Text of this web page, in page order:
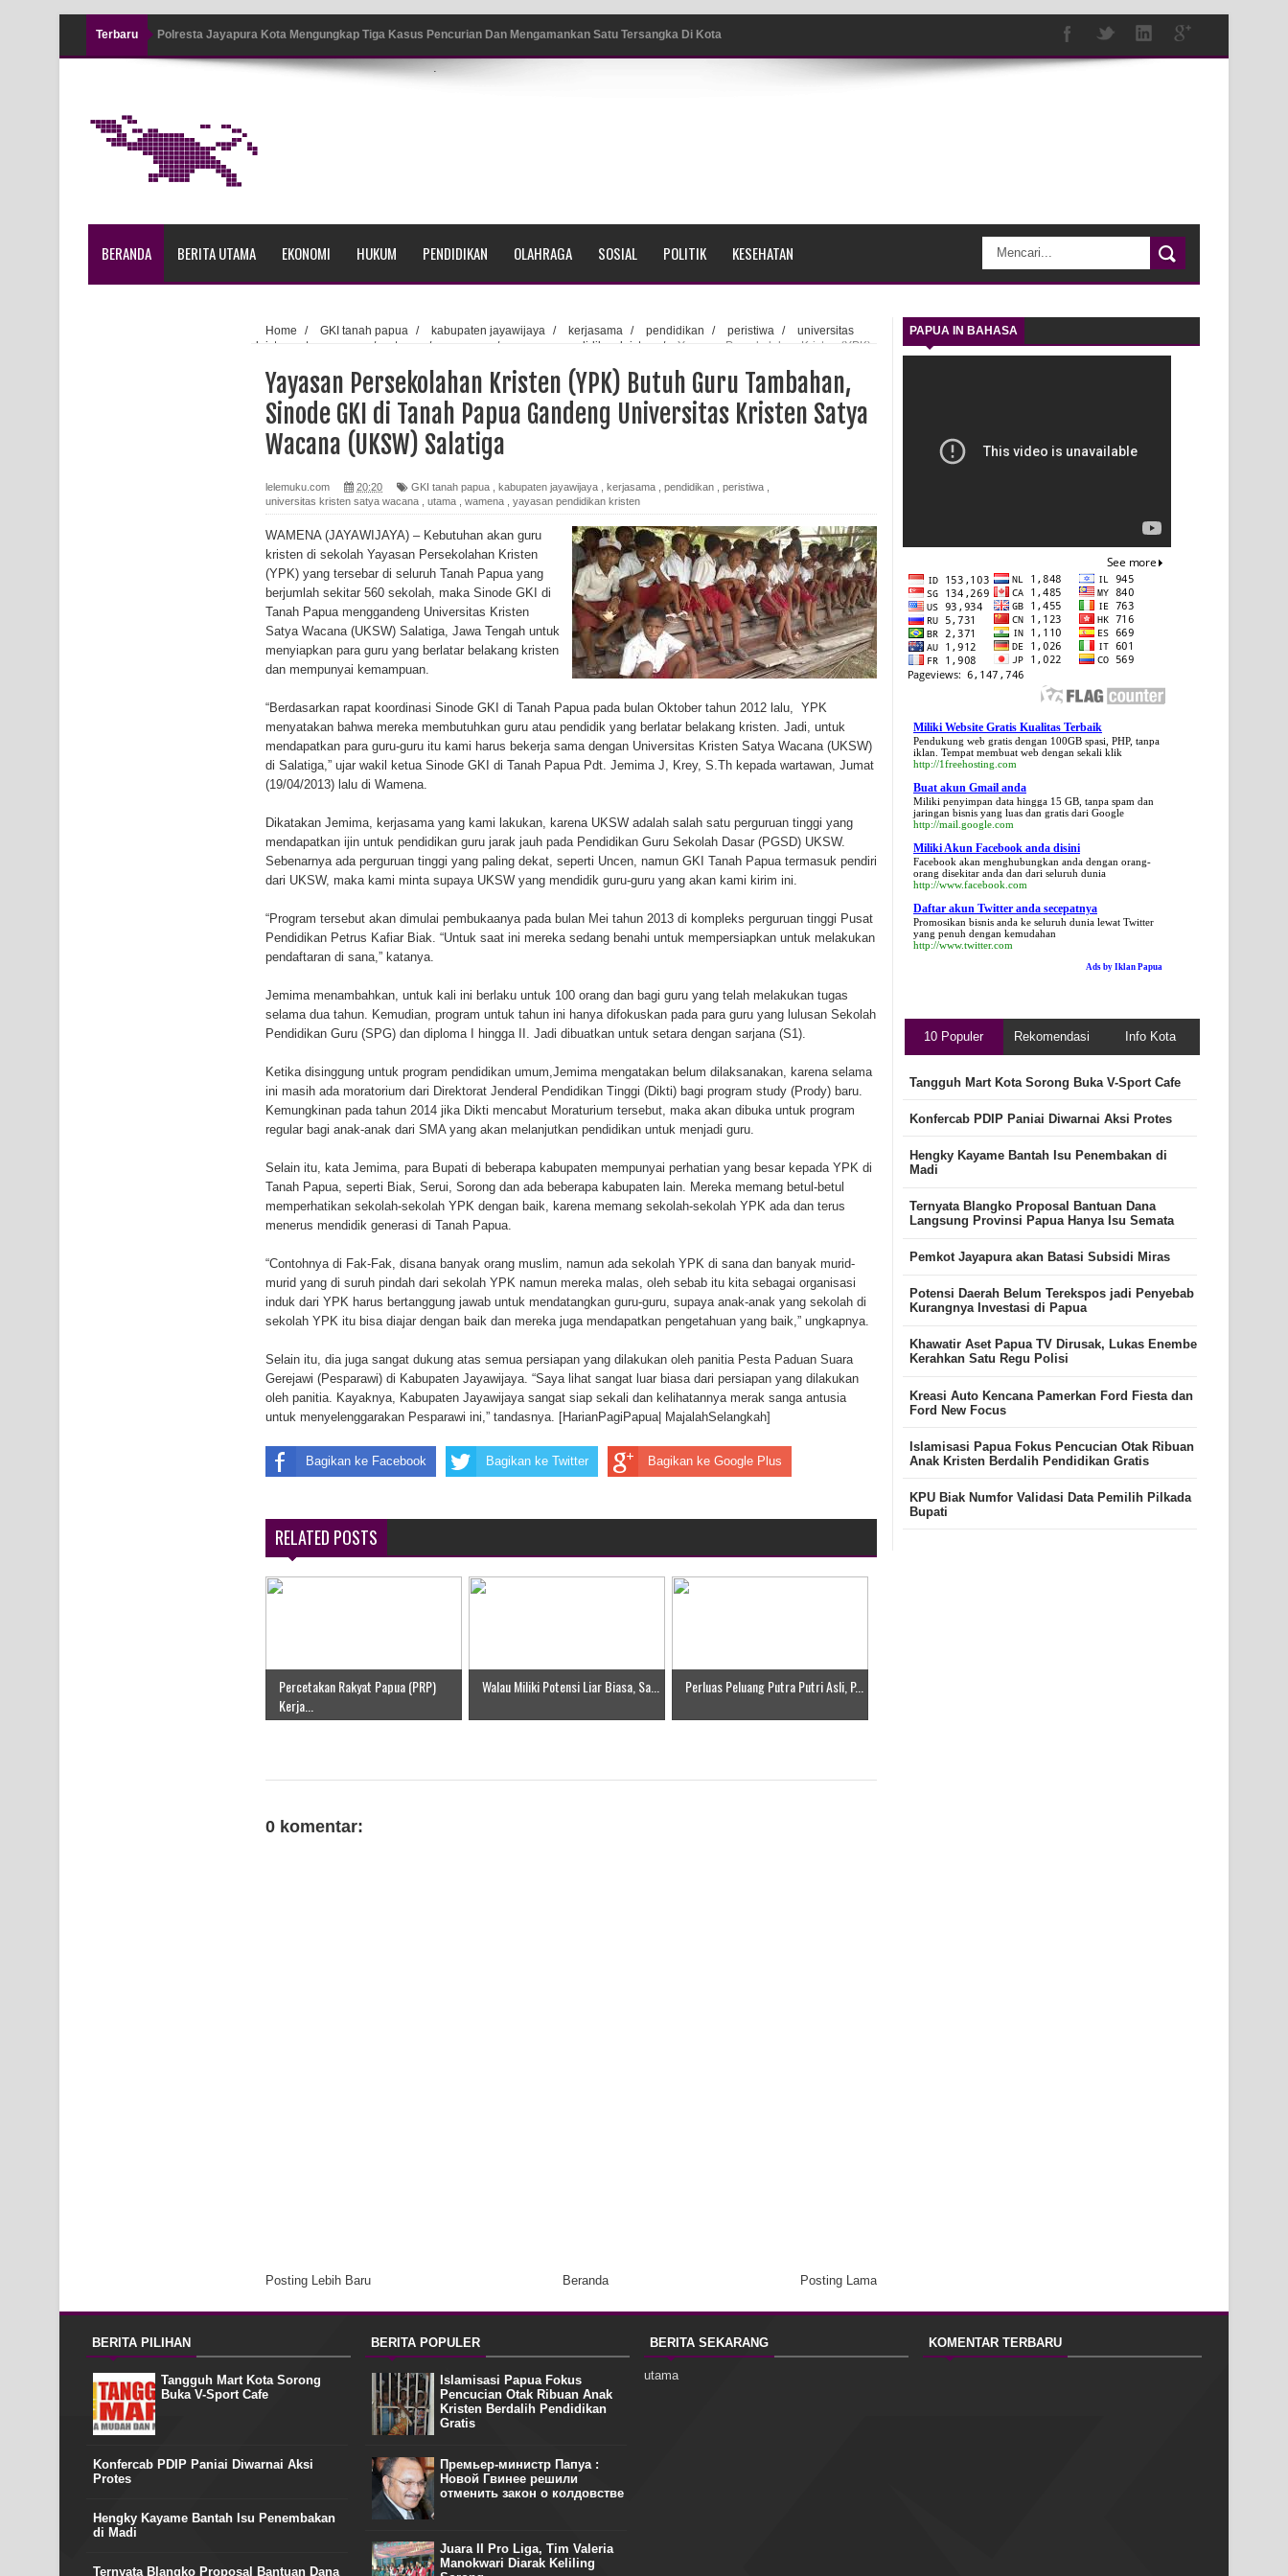
Terbaru Polresta Jayapura Kota Mengungkap Tiga Kasus Pencurian Dan Mengamankan Satu Tersangka Di Kota
Kapolresta Jayapura Kota Mengapresiasi Antusiasme Warga Saat Nonton Bareng Final Piala Dunia 2026 di
Lima Rumah Pribadi Terbakar Di Hamadi Jayapura Selatan
Gempa M3,3 Guncang Nabire, BMKG Imbau Waspada Susulan
Polres Jayapura Terima Laporan Hilangnya Agustina Ester Bonsapia
Marthen Medlama Sebut Pemprov Papua Siapkan 1000 Kuota Beasiswa Mace
BRI Region 18 Jayapura Salurkan Bantuan CSR untuk RS Bhayangkara Polda Papua pada Peringatan Hari
Indonesia Turns Remote Papua Frontier into National Food Belt with Mechanized Rice Expansion
Mentan Tinjau Program Cetak Sawah dan Penanaman Padi di Merauke
Mantan Sekda Jayawijaya Jadi Tersangka Kasus Korupsi Jalan Lingkar
Presenter TVRI Papua Barat Yanto Idorway Masih Hilang
Air Terjun Memti Pesona Tersembunyi di Kabupaten Pegunungan Arfak
Pencarian Hari Keenam Korban Hanyut di Air Terjun Memti Belum Hasil, Polisi Periksa Saksi dan Kerahkan
.
BERANDA BERITA UTAMA EKONOMI HUKUM PENDIDIKAN OLAHRAGA SOSIAL POLITIK KESEHATAN
Home / GKI tanah papua / kabupaten jayawijaya / kerjasama / pendidikan / peristiwa /
universitas
kristen satya wacana
/ utama / / yayasan pendidikan kristen /
Yayasan Persekolahan Kristen (YPK)
Yayasan Persekolahan Kristen (YPK) Butuh Guru Tambahan,
Sinode GKI di Tanah Papua Gandeng Universitas Kristen Satya
Wacana (UKSW) Salatiga
lelemuku.com 20:20 GKI tanah papua kabupaten jayawijaya kerjasama pendidikan peristiwa
universitas kristen satya wacana
utama wamena yayasan pendidikan kristen
WAMENA (JAYAWIJAYA) – Kebutuhan akan guru
kristen di sekolah Yayasan Persekolahan Kristen
(YPK) yang tersebar di seluruh Tanah Papua yang
berjumlah sekitar 560 sekolah, maka Sinode GKI di
Tanah Papua menggandeng Universitas Kristen
Satya Wacana (UKSW) Salatiga, Jawa Tengah untuk
menyiapkan para guru yang berlatar belakang kristen
dan mempunyai kemampuan.
“Berdasarkan rapat koordinasi Sinode GKI di Tanah Papua pada bulan Oktober tahun 2012 lalu, YPK
menyatakan bahwa mereka membutuhkan guru atau pendidik yang berlatar belakang kristen. Jadi, untuk
mendapatkan para guru-guru itu kami harus bekerja sama dengan Universitas Kristen Satya Wacana (UKSW)
di Salatiga,” ujar wakil ketua Sinode GKI di Tanah Papua Pdt. Jemima J, Krey, S.Th kepada wartawan, Jumat
(19/04/2013) lalu di Wamena.
Dikatakan Jemima, kerjasama yang kami lakukan, karena UKSW adalah salah satu perguruan tinggi yang
mendapatkan ijin untuk pendidikan guru jarak jauh pada Pendidikan Guru Sekolah Dasar (PGSD) UKSW.
Sebenarnya ada perguruan tinggi yang paling dekat, seperti Uncen, namun GKI Tanah Papua termasuk pendiri
dari UKSW, maka kami minta supaya UKSW yang mendidik guru-guru yang akan kami kirim ini.
“Program tersebut akan dimulai pembukaanya pada bulan Mei tahun 2013 di kompleks perguruan tinggi Pusat
Pendidikan Petrus Kafiar Biak. “Untuk saat ini mereka sedang benahi untuk mempersiapkan untuk melakukan
pendaftaran di sana,” katanya.
Jemima menambahkan, untuk kali ini berlaku untuk 100 orang dan bagi guru yang telah melakukan tugas
selama dua tahun. Kemudian, program untuk tahun ini hanya difokuskan pada para guru yang lulusan Sekolah
Pendidikan Guru (SPG) dan diploma I hingga II. Jadi dibuatkan untuk setara dengan sarjana (S1).
Ketika disinggung untuk program pendidikan umum,Jemima mengatakan belum dilaksanakan, karena selama
ini masih ada moratorium dari Direktorat Jenderal Pendidikan Tinggi (Dikti) bagi program study (Prody) baru.
Kemungkinan pada tahun 2014 jika Dikti mencabut Moraturium tersebut, maka akan dibuka untuk program
regular bagi anak-anak dari SMA yang akan melanjutkan pendidikan untuk menjadi guru.
Selain itu, kata Jemima, para Bupati di beberapa kabupaten mempunyai perhatian yang besar kepada YPK di
Tanah Papua, seperti Biak, Serui, Sorong dan ada beberapa kabupaten lain. Mereka memang betul-betul
memperhatikan sekolah-sekolah YPK dengan baik, karena memang sekolah-sekolah YPK ada dan terus
menerus mendidik generasi di Tanah Papua.
“Contohnya di Fak-Fak, disana banyak orang muslim, namun ada sekolah YPK di sana dan banyak murid-
murid yang di suruh pindah dari sekolah YPK namun mereka malas, oleh sebab itu kita sebagai organisasi
induk dari YPK harus bertanggung jawab untuk mendatangkan guru-guru, supaya anak-anak yang sekolah di
sekolah YPK itu bisa diajar dengan baik dan mereka juga mendapatkan pengetahuan yang baik,” ungkapnya.
Selain itu, dia juga sangat dukung atas semua persiapan yang dilakukan oleh panitia Pesta Paduan Suara
Gerejawi (Pesparawi) di Kabupaten Jayawijaya. “Saya lihat sangat luar biasa dari persiapan yang dilakukan
oleh panitia. Kayaknya, Kabupaten Jayawijaya sangat siap sekali dan kelihatannya merak sanga antusia
untuk menyelenggarakan Pesparawi ini,” tandasnya. [HarianPagiPapua| MajalahSelangkah]
Bagikan ke Facebook Bagikan ke Twitter Bagikan ke Google Plus
RELATED POSTS
Percetakan Rakyat Papua (PRP)
Kerja...
Walau Miliki Potensi Liar Biasa, Sa... Perluas Peluang Putra Putri Asli, P...
0 komentar:
Posting Lebih Baru Posting Lama
Beranda
PAPUA IN BAHASA
Miliki Website Gratis Kualitas Terbaik
Pendukung web gratis dengan 100GB spasi, PHP, tanpa
iklan. Tempat membuat web dengan sekali klik
http://1freehosting.com
Buat akun Gmail anda
Miliki penyimpan data hingga 15 GB, tanpa spam dan
jaringan bisnis yang luas dan gratis dari Google
http://mail.google.com
Miliki Akun Facebook anda disini
Facebook akan menghubungkan anda dengan orang-
orang disekitar anda dan dari seluruh dunia
http://www.facebook.com
Daftar akun Twitter anda secepatnya
Promosikan bisnis anda ke seluruh dunia lewat Twitter
yang penuh dengan kemudahan
http://www.twitter.com
Ads by Iklan Papua
10 Populer Rekomendasi Info Kota
Tangguh Mart Kota Sorong Buka V-Sport Cafe
Konfercab PDIP Paniai Diwarnai Aksi Protes
Hengky Kayame Bantah Isu Penembakan di
Madi
Ternyata Blangko Proposal Bantuan Dana
Langsung Provinsi Papua Hanya Isu Semata
Pemkot Jayapura akan Batasi Subsidi Miras
Potensi Daerah Belum Terekspos jadi Penyebab
Kurangnya Investasi di Papua
Khawatir Aset Papua TV Dirusak, Lukas Enembe
Kerahkan Satu Regu Polisi
Kreasi Auto Kencana Pamerkan Ford Fiesta dan
Ford New Focus
Islamisasi Papua Fokus Pencucian Otak Ribuan
Anak Kristen Berdalih Pendidikan Gratis
KPU Biak Numfor Validasi Data Pemilih Pilkada
Bupati
BERITA PILIHAN
Tangguh Mart Kota Sorong
Buka V-Sport Cafe
Konfercab PDIP Paniai Diwarnai Aksi
Protes
Hengky Kayame Bantah Isu Penembakan
di Madi
Ternyata Blangko Proposal Bantuan Dana
BERITA POPULER
Islamisasi Papua Fokus
Pencucian Otak Ribuan Anak
Kristen Berdalih Pendidikan
Gratis
Премьер-министр Папуа :
Новой Гвинее решили
отменить закон о колдовстве
Juara II Pro Liga, Tim Valeria
Manokwari Diarak Keliling
BERITA SEKARANG
utama
KOMENTAR TERBARU